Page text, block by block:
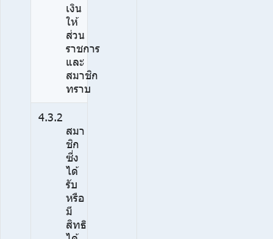
เงิน
ให้
ส่วน
ราชการ
และ
สมาชิก
ทราบ
4.3.2
สมา
ชิก
ซี่ง
ได้
รับ
หรือ
มี
สิทธิ